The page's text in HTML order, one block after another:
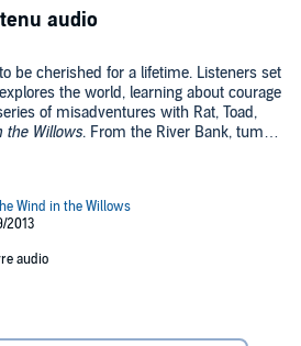
audio
be cherished for a lifetime. Listeners set
the world, learning about courage
of misadventures with Rat, Toad,
the Willows. From the River Bank, tumble
to a madcap world where nonsense
Wonderland
to achieve their dreams amid the
Civil War era. Sent to live with her
uncovers the mysteries of Misselthwaite
with a gentle, hardworking horse
cruelty at the hands of different
in this collection.
the Author) (P)2013 Brilliance Audio,